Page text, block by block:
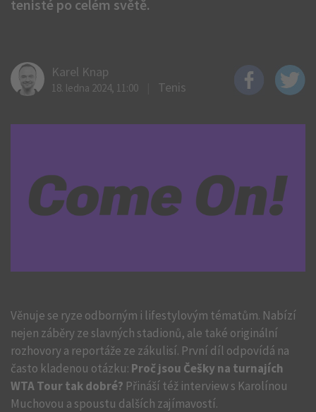
tenisté po celém světě.
Karel Knap
18. ledna 2024, 11:00 Tenis
Věnuje se ryze odborným i lifestylovým tématům. Nabízí
nejen záběry ze slavných stadionů, ale také originální
rozhovory a reportáže ze zákulisí. První díl odpovídá na
často kladenou otázku: Proč jsou Češky na turnajích
WTA Tour tak dobré? Přináší též interview s Karolínou
Muchovou a spoustu dalších zajímavostí.